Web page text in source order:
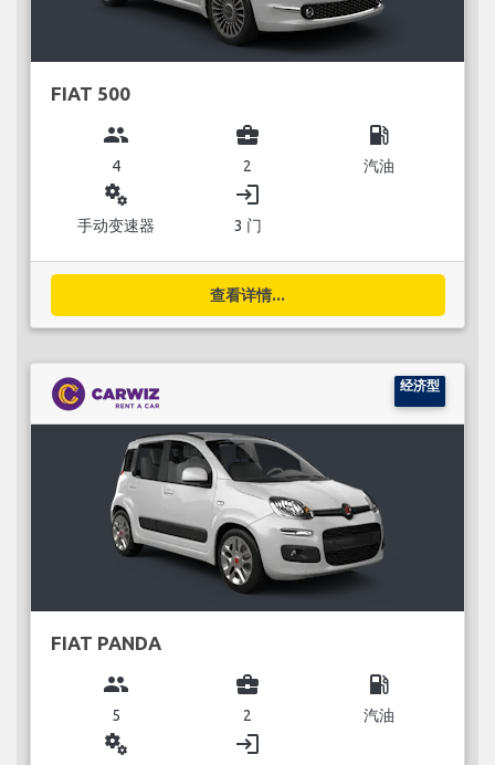
FIAT 500
group
4
business_center
2
local_gas_station
汽油
miscellaneous_services
手动变速器
login
3 门
查看详情...
经济型
FIAT PANDA
group
5
business_center
2
local_gas_station
汽油
miscellaneous_services login